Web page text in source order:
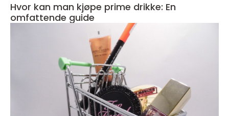
Hvor kan man kjøpe prime drikke: En
omfattende guide